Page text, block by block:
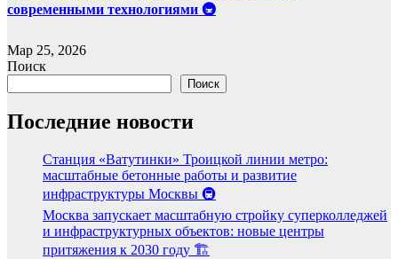
современными технологиями 🚇
Мар 25, 2026
Поиск
Поиск
Последние новости
Станция «Ватутинки» Троицкой линии метро:
масштабные бетонные работы и развитие
инфраструктуры Москвы 🚇
Москва запускает масштабную стройку суперколледжей
и инфраструктурных объектов: новые центры
притяжения к 2030 году 🏗️